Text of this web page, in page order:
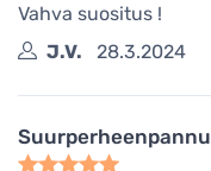
Vahva suositus !
J.V.
28.3.2024
Suurperheenpannu